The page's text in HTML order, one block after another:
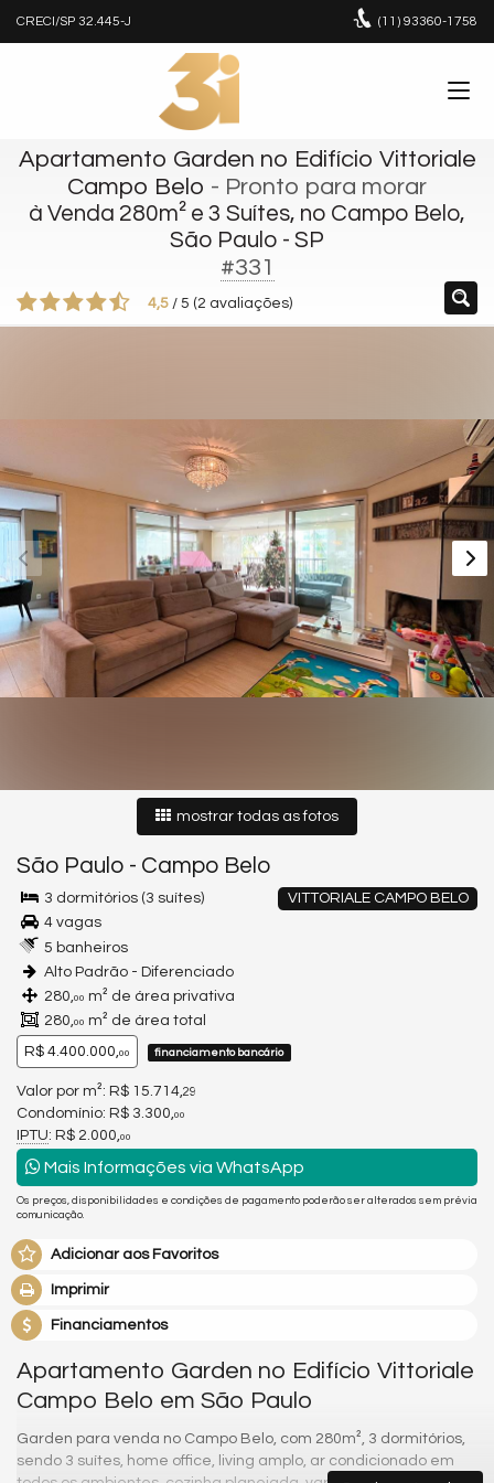
CRECI/SP 32.445-J (11) 93360-1758
Apartamento Garden no Edifício Vittoriale
Campo Belo - Pronto para morar
à Venda 280m² e 3 Suítes, no Campo Belo,
São Paulo - SP
#331
4,5 / 5 (2 avaliações)
mostrar todas as fotos
São Paulo - Campo Belo
VITTORIALE CAMPO BELO
3 dormitórios (3 suítes)
4 vagas
5 banheiros
Alto Padrão - Diferenciado
280,00 m² de área privativa
280,00 m² de área total
R$ 4.400.000,00 financiamento bancário
Valor por m²: R$ 15.714, 29
Condomínio: R$ 3.300, 00
IPTU: R$ 2.000, 00
Mais Informações via WhatsApp
Os preços, disponibilidades e condições de pagamento poderão ser alterados sem prévia
comunicação.
Adicionar aos Favoritos
Imprimir
Financiamentos
Apartamento Garden no Edifício Vittoriale
Campo Belo em São Paulo
Garden para venda no Campo Belo, com 280m², 3 dormitórios,
sendo 3 suítes, home office, living amplo, ar condicionado em